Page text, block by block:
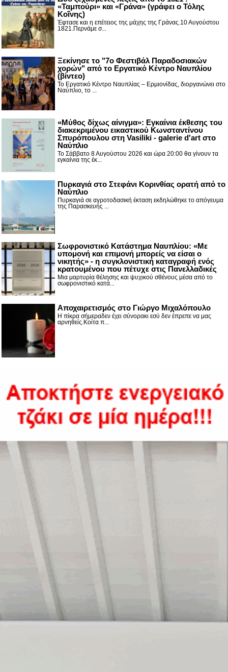
«Ταμπούρι» και «Γράνα» (γράφει ο Τόλης
Κοΐνης)
Έφτασε και η επέτειος της μάχης της Γράνας.10 Αυγούστου
1821.Περνάμε σ...
Ξεκίνησε το "7ο Φεστιβάλ Παραδοσιακών
χορών" από το Εργατικό Κέντρο Ναυπλίου
(βίντεο)
Το Εργατικό Κέντρο Ναυπλίας – Ερμιονίδας, διοργανώνει στο
Ναύπλιο, το ...
«Μύθος δίχως αίνιγμα»: Εγκαίνια έκθεσης του
διακεκριμένου εικαστικού Κωνσταντίνου
Σπυρόπουλου στη Vasiliki - galerie d'art στο
Ναύπλιο
Το Σάββατο 8 Αυγούστου 2026 και ώρα 20:00 θα γίνουν τα
εγκαίνια της έκ...
Πυρκαγιά στο Στεφάνι Κορινθίας ορατή από το
Ναύπλιο
Πυρκαγιά σε αγροτοδασική έκταση εκδηλώθηκε το απόγευμα
της Παρασκευής ...
Σωφρονιστικό Κατάστημα Ναυπλίου: «Με
υπομονή και επιμονή μπορείς να είσαι ο
νικητής» - η συγκλονιστική καταγραφή ενός
κρατουμένου που πέτυχε στις Πανελλαδικές
Μια μαρτυρία θέλησης και ψυχικού σθένους μέσα από το
σωφρονιστικό κατά...
Αποχαιρετισμός στο Γιώργο Μιχαλόπουλο
Η πίκρα σήμεραδεν έχει σύνορακι εσύ δεν έπρεπε να μας
αρνηθείς.Κοίτα π...